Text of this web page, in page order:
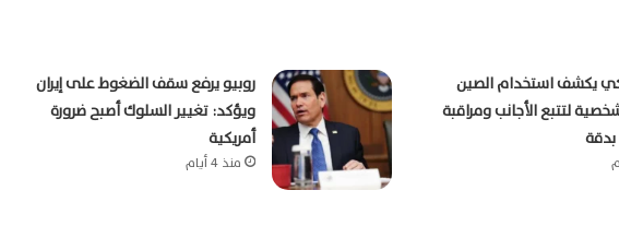
يكشف استخدام الصين
لتتبع الأجانب ومراقبة
روبيو يرفع سقف الضغوط على إيران
ويؤكد: تغيير السلوك أصبح ضرورة
أمريكية
منذ 4 أيام